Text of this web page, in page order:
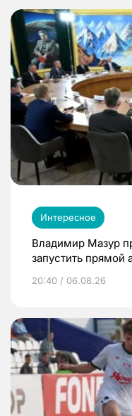
Интересное
Владимир Мазур
запустить прямой
20:40 / 06.08.26